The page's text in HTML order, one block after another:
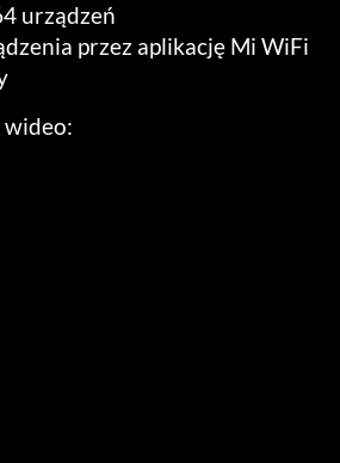
urządzeń
przez aplikację Mi WiFi